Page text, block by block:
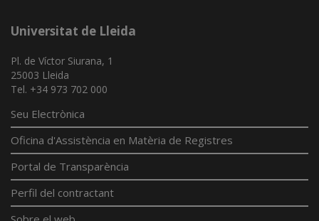
Universitat de Lleida
Pl. de Víctor Siurana, 1
25003 Lleida
Tel. +34 973 702 000
Seu Electrònica
Oficina d'Assistència en Matèria de Registres
Portal de Transparència
Perfil del contractant